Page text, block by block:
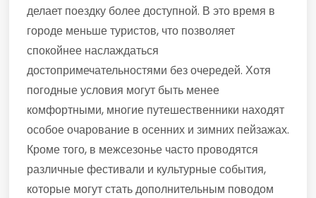
делает поездку более доступной. В это время в
городе меньше туристов, что позволяет
спокойнее наслаждаться
достопримечательностями без очередей. Хотя
погодные условия могут быть менее
комфортными, многие путешественники находят
особое очарование в осенних и зимних пейзажах.
Кроме того, в межсезонье часто проводятся
различные фестивали и культурные события,
которые могут стать дополнительным поводом